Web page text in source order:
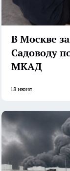
В Москве
Садоводу
МКАД
18 июня